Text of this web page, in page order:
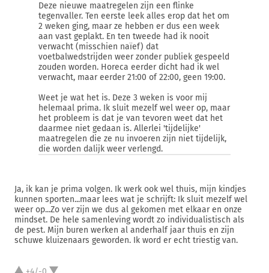
Deze nieuwe maatregelen zijn een flinke
tegenvaller. Ten eerste leek alles erop dat het om
2 weken ging, maar ze hebben er dus een week
aan vast geplakt. En ten tweede had ik nooit
verwacht (misschien naïef) dat
voetbalwedstrijden weer zonder publiek gespeeld
zouden worden. Horeca eerder dicht had ik wel
verwacht, maar eerder 21:00 of 22:00, geen 19:00.
Weet je wat het is. Deze 3 weken is voor mij
helemaal prima. Ik sluit mezelf wel weer op, maar
het probleem is dat je van tevoren weet dat het
daarmee niet gedaan is. Allerlei 'tijdelijke'
maatregelen die ze nu invoeren zijn niet tijdelijk,
die worden dalijk weer verlengd.
Ja, ik kan je prima volgen. Ik werk ook wel thuis, mijn kindjes
kunnen sporten...maar lees wat je schrijft: Ik sluit mezelf wel
weer op...Zo ver zijn we dus al gekomen met elkaar en onze
mindset. De hele samenleving wordt zo individualistisch als
de pest. Mijn buren werken al anderhalf jaar thuis en zijn
schuwe kluizenaars geworden. Ik word er echt triestig van.